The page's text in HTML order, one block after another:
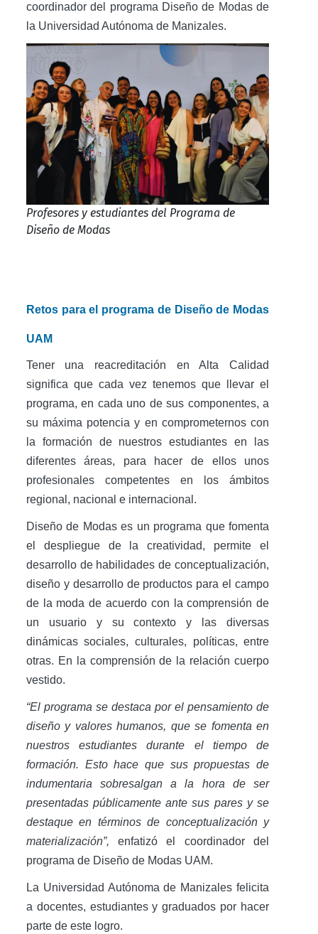
coordinador del programa Diseño de Modas de
la Universidad Autónoma de Manizales.
Profesores y estudiantes del Programa de
Diseño de Modas
Retos para el programa de Diseño de Modas
UAM
Tener una reacreditación en Alta Calidad
significa que cada vez tenemos que llevar el
programa, en cada uno de sus componentes, a
su máxima potencia y en comprometernos con
la formación de nuestros estudiantes en las
diferentes áreas, para hacer de ellos unos
profesionales competentes en los ámbitos
regional, nacional e internacional.
Diseño de Modas es un programa que fomenta
el despliegue de la creatividad, permite el
desarrollo de habilidades de conceptualización,
diseño y desarrollo de productos para el campo
de la moda de acuerdo con la comprensión de
un usuario y su contexto y las diversas
dinámicas sociales, culturales, políticas, entre
otras. En la comprensión de la relación cuerpo
vestido.
“El programa se destaca por el pensamiento de
diseño y valores humanos, que se fomenta en
nuestros estudiantes durante el tiempo de
formación. Esto hace que sus propuestas de
indumentaria sobresalgan a la hora de ser
presentadas públicamente ante sus pares y se
destaque en términos de conceptualización y
materialización”, enfatizó el coordinador del
programa de Diseño de Modas UAM.
La Universidad Autónoma de Manizales felicita
a docentes, estudiantes y graduados por hacer
parte de este logro.